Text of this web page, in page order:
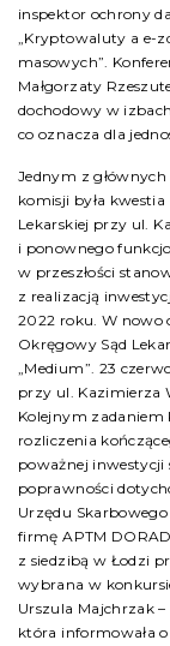
inspektor ochrony
„Kryptowaluty a e-
masowych”.
Małgorzaty
dochodowy w
co oznacza dla
Jednym z
komisji była
Lekarskiej przy ul.
i ponownego
w przeszłości
z realizacją
2022 roku. W nowo
Okręgowy Sąd
„Medium”. 23
przy ul. Kazimierza
Kolejnym zadaniem
rozliczenia
poważnej inwestycji
poprawności
Urzędu
firmę APTM
z siedzibą w Łodzi
wybrana w
Urszula Majchrzak
która informowała